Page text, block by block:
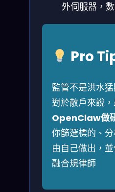
外伺服器，
Pro
監管不是洪水
對於散戶來說
OpenClaw做
你篩選標的、
由自己做出，
融合規律師